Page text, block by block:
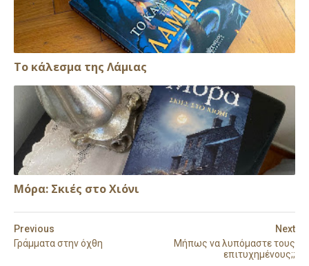
Το κάλεσμα της Λάμιας
Μόρα: Σκιές στο Χιόνι
Next
Μήπως να λυπόμαστε τους
επιτυχημένους;;
Previous
Γράμματα στην όχθη